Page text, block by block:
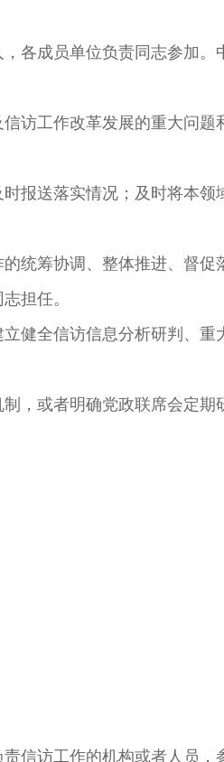
各成员单位负责同志参加
访工作改革发展的重大问题
报送落实情况；及时将本领
统筹协调、整体推进、督
担任。
健全信访信息分析研判、
，或者明确党政联席会定
信访工作的机构或者人员，